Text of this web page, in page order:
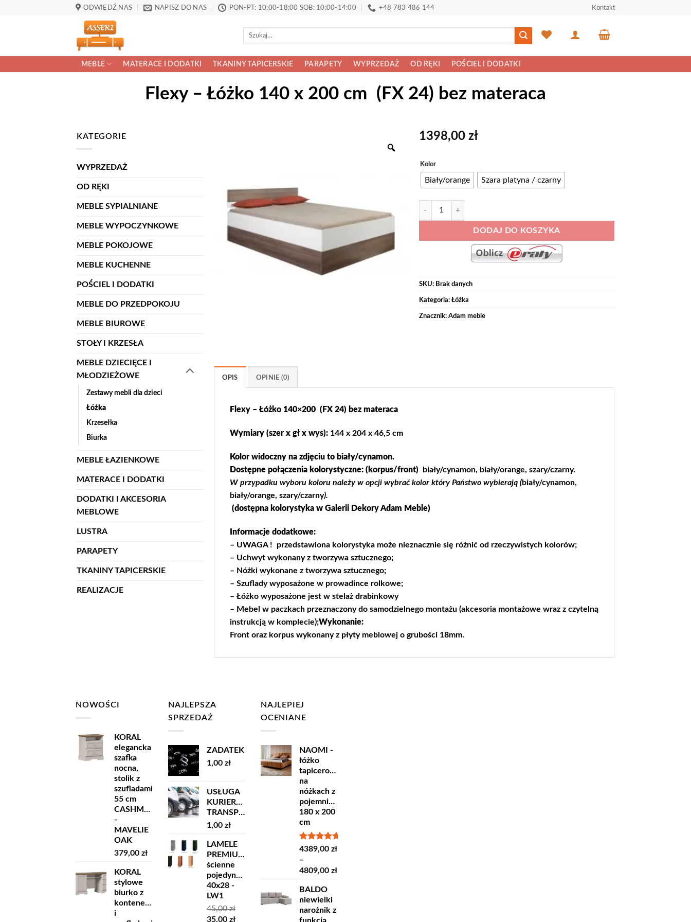
ODWIEDŹ NAS NAPISZ DO NAS PON-PT: 10:00-18:00 SOB: 10:00-14:00 +48 783 486 144 Kontakt
Szukaj:
MEBLE MATERACE I DODATKI TKANINY TAPICERSKIE PARAPETY WYPRZEDAŻ OD RĘKI POŚCIEL I DODATKI
Flexy – Łóżko 140 x 200 cm (FX 24) bez materaca
KATEGORIE
WYPRZEDAŻ
OD RĘKI
MEBLE SYPIALNIANE
MEBLE WYPOCZYNKOWE
MEBLE POKOJOWE
MEBLE KUCHENNE
POŚCIEL I DODATKI
MEBLE DO PRZEDPOKOJU
MEBLE BIUROWE
STOŁY I KRZESŁA
MEBLE DZIECIĘCE I
MŁODZIEŻOWE
Zestawy mebli dla dzieci
Łóżka
Krzesełka
Biurka
MEBLE ŁAZIENKOWE
MATERACE I DODATKI
DODATKI I AKCESORIA
MEBLOWE
LUSTRA
PARAPETY
TKANINY TAPICERSKIE
REALIZACJE
1398,00 zł
Kolor
Biały/orange Szara platyna / czarny
ilość Flexy – Łóżko 140 x 200 cm (FX 24) bez materaca
DODAJ DO KOSZYKA
Alternative:
SKU: Brak danych
Kategoria: Łóżka
Znacznik: Adam meble
OPIS OPINIE (0)
Flexy – Łóżko 140×200 (FX 24) bez materaca
Wymiary (szer x gł x wys):144 x 204 x 46,5 cm
Kolor widoczny na zdjęciu to biały/cynamon.
Dostępne połączenia kolorystyczne:(korpus/front)
biały/cynamon, biały/orange, szary/czarny.
W przypadku wyboru koloru należy w opcji wybrać kolor który Państwo wybierają (biały/cynamon,
biały/orange, szary/czarny).
(dostępna kolorystyka w Galerii Dekory Adam Meble)
Informacje dodatkowe:
– UWAGA ! przedstawiona kolorystyka może nieznacznie się różnić od rzeczywistych kolorów;
– Uchwyt wykonany z tworzywa sztucznego;
– Nóżki wykonane z tworzywa sztucznego;
– Szuflady wyposażone w prowadince rolkowe;
– Łóżko wyposażone jest w stelaż drabinkowy
– Mebel w paczkach przeznaczony do samodzielnego montażu (akcesoria montażowe wraz z czytelną
instrukcją w komplecie);Wykonanie:
Front oraz korpus wykonany z płyty meblowej o grubości 18mm.
NOWOŚCI
KORAL
elegancka
szafka
nocna,
stolik z
szufladami
55 cm
CASHMERE
-
MAVELIE
OAK
379,00 zł
KORAL
stylowe
biurko z
kontenerkiem
i
NAJLEPSZA
SPRZEDAŻ
ZADATEK
1,00 zł
USŁUGA
KURIERSKA
TRANSPORT
1,00 zł
LAMELE
PREMIUM
ścienne
pojedyncze
40x28 -
LW1
45,00zł
Pierwotna
35,00 złAktualna
NAJLEPIEJ
OCENIANE
NAOMI -
łóżko
tapicerowane
na
nóżkach z
pojemnikiem
180 x 200
cm
Oceniono
4389,00 zł
–
4809,00 złZakres
BALDO
niewielki
narożnik z
funkcją